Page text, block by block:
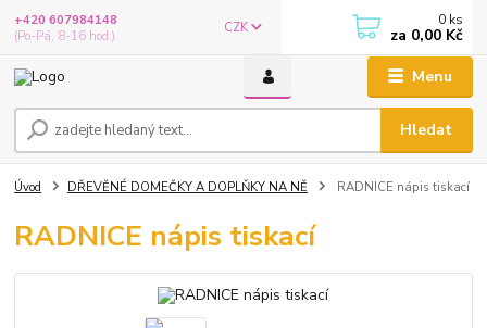
Menu
CZK
Hledat
+420 607984148
(Po-Pá, 8-16 hod.)
0 ks
za 0,00 Kč
Úvod DŘEVĚNÉ DOMEČKY A DOPLŇKY NA NĚ RADNICE nápis tiskací
RADNICE nápis tiskací